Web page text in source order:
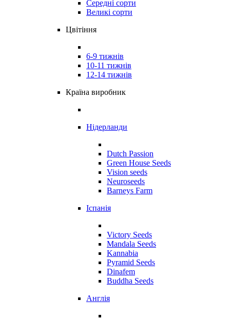
Середні сорти
Великі сорти
Цвітіння
6-9 тижнів
10-11 тижнів
12-14 тижнів
Країна виробник
Нідерланди
Dutch Passion
Green House Seeds
Vision seeds
Neuroseeds
Barneys Farm
Іспанія
Victory Seeds
Mandala Seeds
Kannabia
Pyramid Seeds
Dinafem
Buddha Seeds
Англія